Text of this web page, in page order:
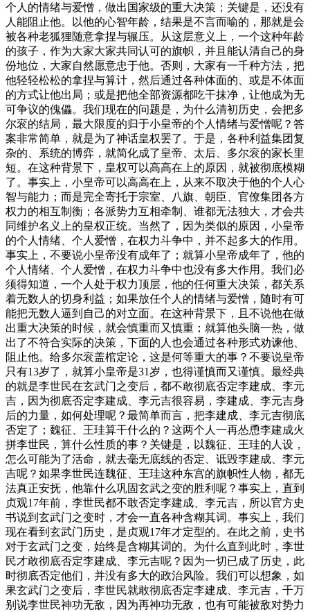
个人的情绪与爱憎，做出国家级的重大决策；关键是，还没有
人能阻止他。以他的心智年龄，结果是不言而喻的，那就是会
被各种老狐狸随意拿捏与辗压。从这层意义上，一个这种年龄
的孩子，作为大家大家共同认可的旗帜，并且能认清自己的身
份地位，大家自然愿意忠于他。否则，大家有一千种方法，把
他轻轻松松的拿捏与算计，然后通过各种体面的、或是不体面
的方式让他出局；或是把他全部资源都吃干抹净，让他成为无
可争议的傀儡。我们现在的问题是，为什么清初历史，会把多
尔衮的结局，最大限度的归于小皇帝的个人情绪与爱憎呢？答
案非常简单，就是为了神话皇权罢了。于是，各种利益集团复
杂的、系统的博弈，就简化成了皇帝、太后、多尔衮的家长里
短。在这种背景下，皇权可以高高在上的原因，就被彻底模糊
了。事实上，小皇帝可以高高在上，从来不取决于他的个人心
智与能力；而是完全寄托于宗室、八旗、朝臣、官僚集团各方
权力的相互制衡；各派势力互相牵制、谁都无法独大，才会共
同维护名义上的皇权正统。当然了，因为类似的原因，小皇帝
的个人情绪、个人爱憎，在权力斗争中，并不起多大的作用。
事实上，不要说小皇帝没有成年了；就算小皇帝成年了，他的
个人情绪、个人爱憎，在权力斗争中也没有多大作用。我们必
须得知道，一个人处于权力顶层，他的任何重大决策，都关系
着无数人的切身利益；如果放任个人的情绪与爱憎，随时有可
能把无数人逼到自己的对立面。在这种背景下，且不说他在做
出重大决策的时候，就会慎重而又慎重；就算他头脑一热，做
出了不符合实际的决策，下面的人也会通过各种形式劝谏他、
阻止他。给多尔衮盖棺定论，这是何等重大的事？不要说皇帝
只有13岁了，就算小皇帝是31岁，也得谨慎而又谨慎。最经典
的就是李世民在玄武门之变后，都不敢彻底否定李建成、李元
吉，因为彻底否定李建成、李元吉很容易，李建成、李元吉身
后的力量，如何处理呢？最简单而言，把李建成、李元吉彻底
否定了；魏征、王珪算干什么的？这两个人一再怂恿李建成火
拼李世民，算什么性质的事？关键是，以魏征、王珪的人设，
怎么可能为了活命，就去毫无底线的否定、诋毁李建成、李元
吉呢？如果李世民连魏征、王珪这种东宫的旗帜性人物，都无
法真正安抚，他靠什么巩固玄武之变的胜利呢？事实上，直到
贞观17年前，李世民都不敢否定李建成、李元吉，所以官方史
书说到玄武门之变时，才会一直各种含糊其词。事实上，我们
现在看到玄武门历史，是贞观17年才定型的。在此之前，史书
对于玄武门之变，始终是含糊其词的。为什么直到此时，李世
民才敢彻底否定李建成、李元吉呢？因为一切已成了历史，此
时彻底否定他们，并没有多大的政治风险。我们可以想象，如
果玄武门之变后，李世民就敢彻底否定李建成、李元吉，千万
别说李世民神功无敌，因为再神功无敌，也有可能被敌对势力